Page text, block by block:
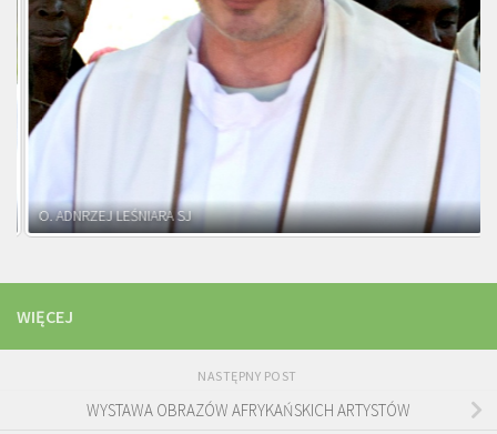
O. ADNRZEJ LEŚNIARA SJ
WIĘCEJ
NASTĘPNY POST
WYSTAWA OBRAZÓW AFRYKAŃSKICH ARTYSTÓW